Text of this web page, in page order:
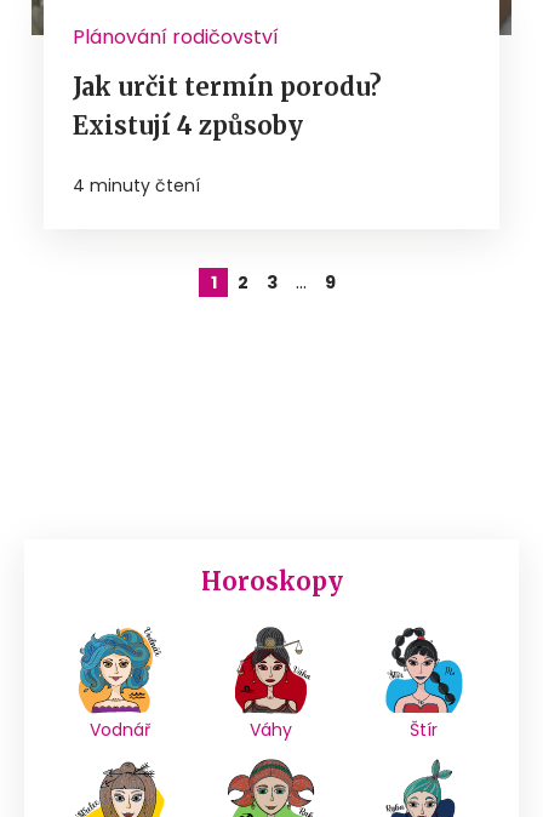
Plánování rodičovství
Jak určit termín porodu?
Existují 4 způsoby
4 minuty čtení
1 2 3 … 9
Horoskopy
Vodnář Váhy Štír